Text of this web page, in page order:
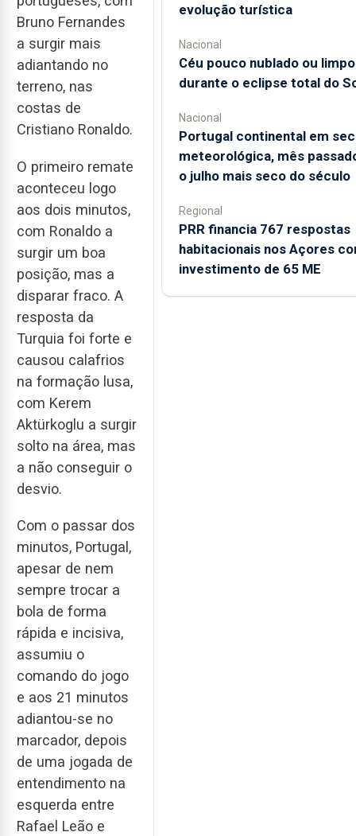
Bruno Fernandes
a surgir mais
adiantando no
terreno, nas
costas de
Cristiano Ronaldo.
O primeiro remate
aconteceu logo
aos dois minutos,
com Ronaldo a
surgir um boa
posição, mas a
disparar fraco. A
resposta da
Turquia foi forte e
causou calafrios
na formação lusa,
com Kerem
Aktürkoglu a surgir
solto na área, mas
a não conseguir o
desvio.
Com o passar dos
minutos, Portugal,
apesar de nem
sempre trocar a
bola de forma
rápida e incisiva,
assumiu o
comando do jogo
e aos 21 minutos
adiantou-se no
marcador, depois
de uma jogada de
entendimento na
esquerda entre
Rafael Leão e
evolução turística
Nacional
Céu pouco nublado ou limpo
durante o eclipse total do
Nacional
Portugal continental em
meteorológica, mês
o julho mais seco do século
Regional
PRR financia 767 respostas
habitacionais nos Açores
investimento de 65 ME